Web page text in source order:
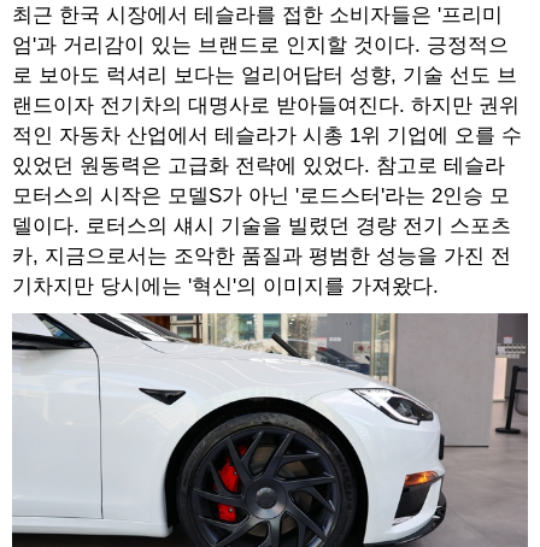
최근 한국 시장에서 테슬라를 접한 소비자들은 '프리미
엄'과 거리감이 있는 브랜드로 인지할 것이다. 긍정적으
로 보아도 럭셔리 보다는 얼리어답터 성향, 기술 선도 브
랜드이자 전기차의 대명사로 받아들여진다. 하지만 권위
적인 자동차 산업에서 테슬라가 시총 1위 기업에 오를 수
있었던 원동력은 고급화 전략에 있었다. 참고로 테슬라
모터스의 시작은 모델S가 아닌 '로드스터'라는 2인승 모
델이다. 로터스의 섀시 기술을 빌렸던 경량 전기 스포츠
카, 지금으로서는 조악한 품질과 평범한 성능을 가진 전
기차지만 당시에는 '혁신'의 이미지를 가져왔다.